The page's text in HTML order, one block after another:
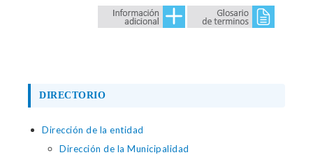
DIRECTORIO
Dirección de la entidad
Dirección de la Municipalidad